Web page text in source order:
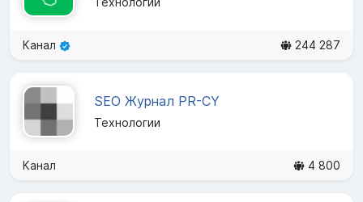
Канал 244 287
SEO Журнал PR-CY ️
Технологии
Канал 4 800